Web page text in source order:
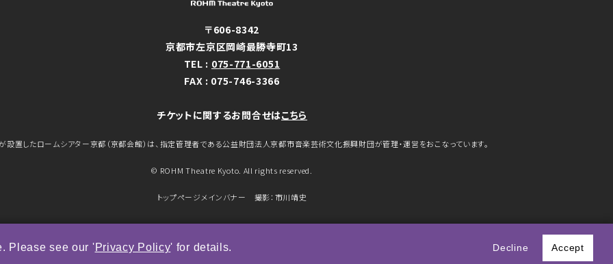
〒606-8342
京都市左京区岡崎最勝寺町13
TEL : 075-771-6051
FAX : 075-746-3366
チケットに関するお問合せはこちら
設置したロームシアター京都（京都会館）は、指定管理者である公益財団法人京都市音楽芸術文化振興財団が管理・運営をおこなっています。
© ROHM Theatre Kyoto. All rights reserved.
トップページメインバナー 撮影：市川靖史
Please see our 'Privacy Policy' for details. Decline Accept